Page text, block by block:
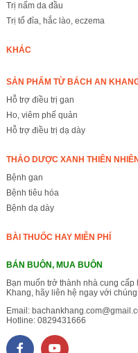
Trị nấm da đầu
Trị tổ đỉa, hắc lào, eczema
KHÁC
SẢN PHẨM TỪ BÁCH AN
Hỗ trợ điều trị gan
Ho, viêm phế quản
Hỗ trợ điều trị dạ dày
THẢO DƯỢC XANH THIÊN NHIÊN
Bệnh gan
Bệnh tiêu hóa
Bệnh dạ dày
BÀI THUỐC HAY MIỄN PHÍ
BÁN BUÔN, MUA BUÔN
Bạn muốn trở thành nhà cung
Khang, hãy liên hệ ngay với
Email:
Hotline: 0829431666